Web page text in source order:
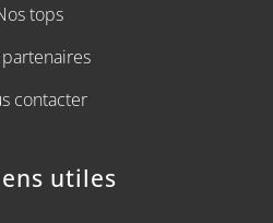
tops
contacter
utiles